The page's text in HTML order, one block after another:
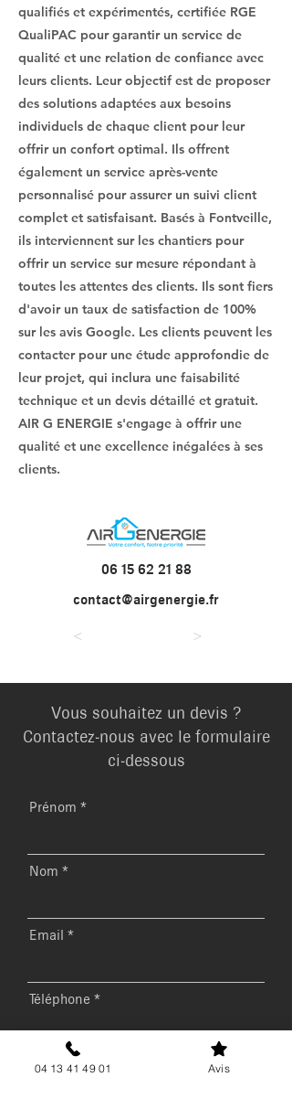
qualifiés et expérimentés, certifiée RGE
QualiPAC pour garantir un service de
qualité et une relation de confiance avec
leurs clients. Leur objectif est de proposer
des solutions adaptées aux besoins
individuels de chaque client pour leur
offrir un confort optimal. Ils offrent
également un service après-vente
personnalisé pour assurer un suivi client
complet et satisfaisant. Basés à Fontveille,
ils interviennent sur les chantiers pour
offrir un service sur mesure répondant à
toutes les attentes des clients. Ils sont fiers
d'avoir un taux de satisfaction de 100%
sur les avis Google. Les clients peuvent les
contacter pour une étude approfondie de
leur projet, qui inclura une faisabilité
technique et un devis détaillé et gratuit.
AIR G ENERGIE s'engage à offrir une
qualité et une excellence inégalées à ses
clients.
06 15 62 21 88
contact@airgenergie.fr
< >
Vous souhaitez un devis ?
Contactez-nous avec le formulaire
ci-dessous
Prénom
Nom
Email
Téléphone
Message
04 13 41 49 01 Avis